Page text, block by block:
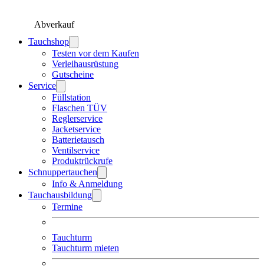
Abverkauf
Tauchshop
Testen vor dem Kaufen
Verleihausrüstung
Gutscheine
Service
Füllstation
Flaschen TÜV
Reglerservice
Jacketservice
Batterietausch
Ventilservice
Produktrückrufe
Schnuppertauchen
Info & Anmeldung
Tauchausbildung
Termine
Tauchturm
Tauchturm mieten